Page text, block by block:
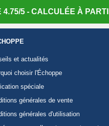
4.75/5 - CALCULÉE À
et actualités
choisir l'Échoppe
spéciale
générales de vente
générales d'utilisation